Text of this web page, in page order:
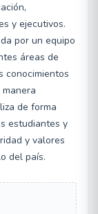
y ejecutivos.
por un equipo
áreas de
conocimientos
de forma
estudiantes y
y valores
del país.